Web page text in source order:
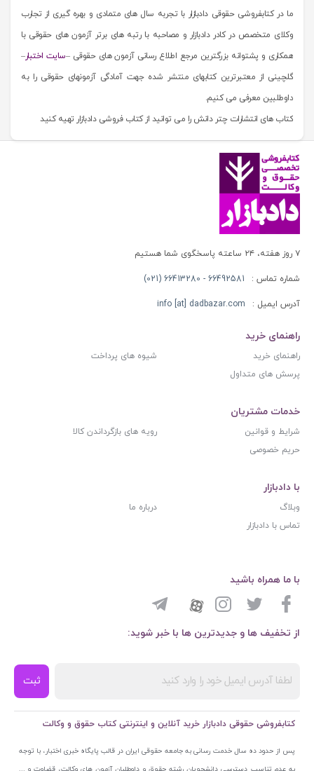
ما در کتابفروشی حقوقی دادبازار با تجربه سال های متمادی و بهره گیری از تجارب
وکلای متخصص در کادر دادبازار و مصاحبه با رتبه های برتر آزمون های حقوقی با
همکاری و پشتوانه بزرگترین مرجع اطلاع رسانی آزمون های حقوقی –سایت اختبار–
گلچینی از معتبرترین کتابهای منتشر شده جهت آمادگی آزمونهای حقوقی را به
داوطلبین معرفی می کنیم.
کتاب های انتشارات چتر دانش را می توانید از کتاب فروشی دادبازار تهیه کنید
۷ روز هفته، ۲۴ ساعته پاسخگوی شما هستیم
شماره تماس : 66492581 - 66413280 (021)
آدرس ایمیل : info [at] dadbazar.com
راهنمای خرید
راهنمای خرید
شیوه های پرداخت
پرسش های متداول
خدمات مشتریان
شرایط و قوانین
رویه های بازگرداندن کالا
حریم خصوصی
با دادبازار
وبلاگ
درباره ما
تماس با دادبازار
از تخفیف ها و جدیدترین ها با خبر شوید:
ثبت
با ما همراه باشید
کتابفروشی حقوقی دادبازار خرید آنلاین و اینترنتی کتاب حقوق و وکالت
پس از حدود ده سال خدمت رسانی به جامعه حقوقی ایران در قالب پایگاه خبری اختبار، با توجه